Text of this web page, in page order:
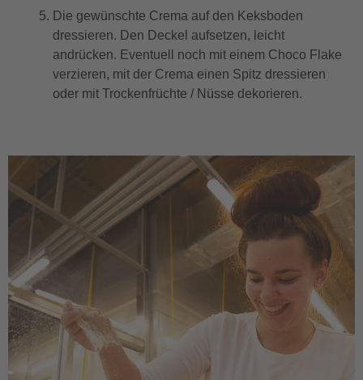
Die gewünschte Crema auf den Keksboden
dressieren. Den Deckel aufsetzen, leicht
andrücken. Eventuell noch mit einem Choco Flake
verzieren, mit der Crema einen Spitz dressieren
oder mit Trockenfrüchte / Nüsse dekorieren.